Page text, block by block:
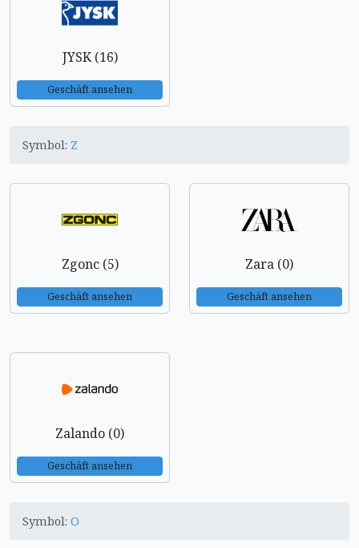
JYSK (16)
Geschäft ansehen
Symbol: Z
Zgonc (5)
Geschäft ansehen
Zara (0)
Geschäft ansehen
Zalando (0)
Geschäft ansehen
Symbol: O